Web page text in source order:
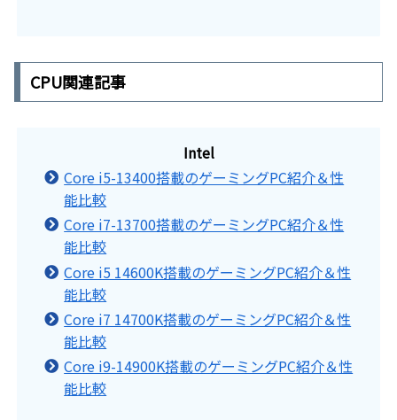
CPU関連記事
Intel
Core i5-13400搭載のゲーミングPC紹介＆性
能比較
Core i7-13700搭載のゲーミングPC紹介＆性
能比較
Core i5 14600K搭載のゲーミングPC紹介＆性
能比較
Core i7 14700K搭載のゲーミングPC紹介＆性
能比較
Core i9-14900K搭載のゲーミングPC紹介＆性
能比較